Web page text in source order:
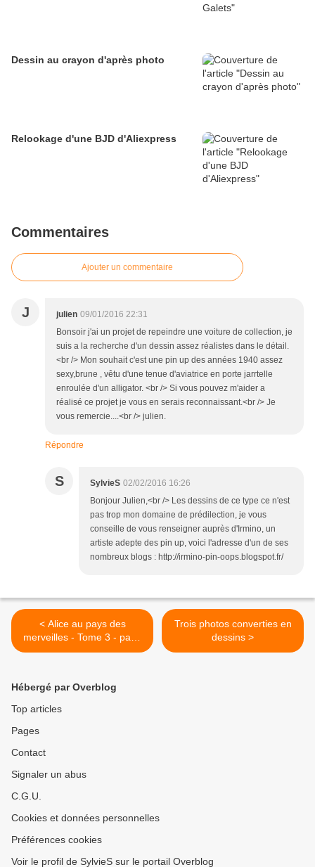
Dessin au crayon d'après photo
Relookage d'une BJD d'Aliexpress
Commentaires
Ajouter un commentaire
J julien 09/01/2016 22:31
Bonsoir j'ai un projet de repeindre une voiture de collection, je
suis a la recherche d'un dessin assez réalistes dans le détail.
<br /> Mon souhait c'est une pin up des années 1940 assez
sexy,brune , vêtu d'une tenue d'aviatrice en porte jarrtelle
enroulée d'un alligator. <br /> Si vous pouvez m'aider a
réalisé ce projet je vous en serais reconnaissant.<br /> Je
vous remercie....<br /> julien.
Répondre
S SylvieS 02/02/2016 16:26
Bonjour Julien,<br /> Les dessins de ce type ce n'est
pas trop mon domaine de prédilection, je vous
conseille de vous renseigner auprès d'Irmino, un
artiste adepte des pin up, voici l'adresse d'un de ses
nombreux blogs : http://irmino-pin-oops.blogspot.fr/
< Alice au pays des
merveilles - Tome 3 - page
10
Trois photos converties en
dessins >
Hébergé par Overblog
Top articles
Pages
Contact
Signaler un abus
C.G.U.
Cookies et données personnelles
Préférences cookies
Voir le profil de SylvieS sur le portail Overblog